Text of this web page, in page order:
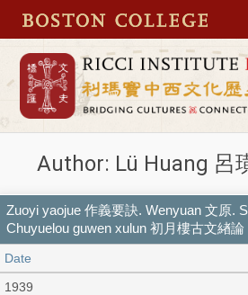
Author: Lü Huang 呂
Zuoyi yaojue 作義要訣. Wenyuan 文原.
Chuyuelou guwen xulun 初月樓古文緖論
Date
1939